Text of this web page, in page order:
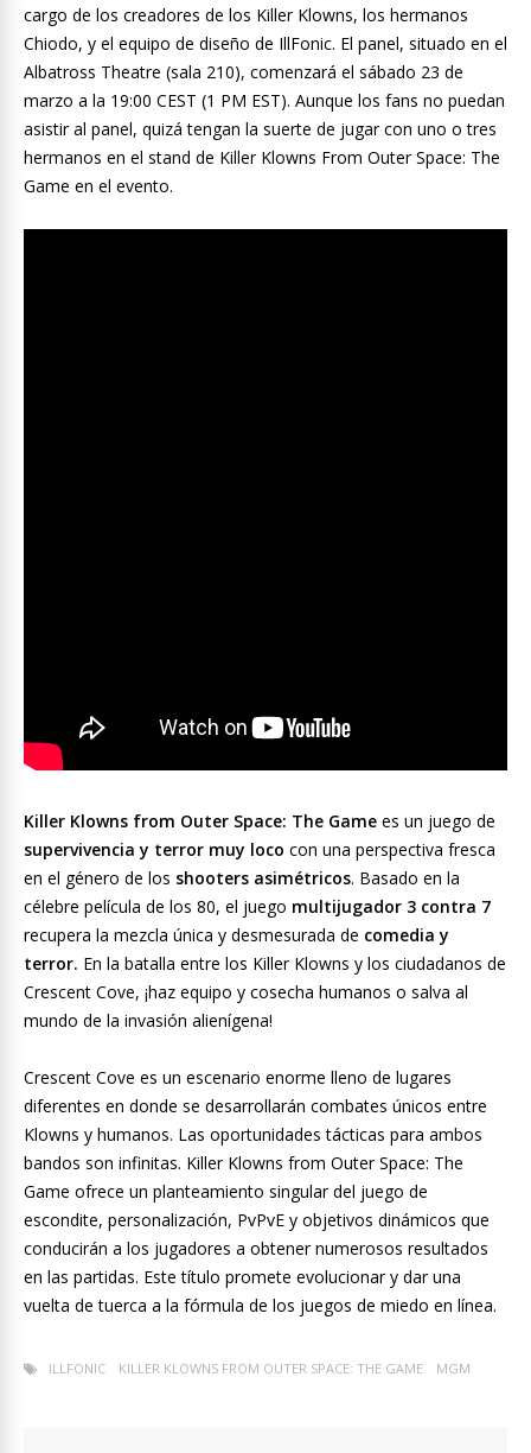
cargo de los creadores de los Killer Klowns, los hermanos
Chiodo, y el equipo de diseño de IllFonic. El panel, situado en el
Albatross Theatre (sala 210), comenzará el sábado 23 de
marzo a la 19:00 CEST (1 PM EST). Aunque los fans no puedan
asistir al panel, quizá tengan la suerte de jugar con uno o tres
hermanos en el stand de Killer Klowns From Outer Space: The
Game en el evento.
Killer Klowns from Outer Space: The Game es un juego de
supervivencia y terror muy loco con una perspectiva fresca
en el género de los shooters asimétricos. Basado en la
célebre película de los 80, el juego multijugador 3 contra 7
recupera la mezcla única y desmesurada de comedia y
terror. En la batalla entre los Killer Klowns y los ciudadanos de
Crescent Cove, ¡haz equipo y cosecha humanos o salva al
mundo de la invasión alienígena!
Crescent Cove es un escenario enorme lleno de lugares
diferentes en donde se desarrollarán combates únicos entre
Klowns y humanos. Las oportunidades tácticas para ambos
bandos son infinitas. Killer Klowns from Outer Space: The
Game ofrece un planteamiento singular del juego de
escondite, personalización, PvPvE y objetivos dinámicos que
conducirán a los jugadores a obtener numerosos resultados
en las partidas. Este título promete evolucionar y dar una
vuelta de tuerca a la fórmula de los juegos de miedo en línea.
ILLFONIC KILLER KLOWNS FROM OUTER SPACE: THE GAME MGM